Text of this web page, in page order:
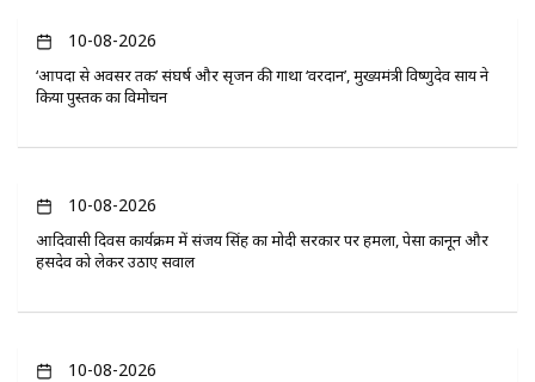
10-08-2026
‘आपदा से अवसर तक’ संघर्ष और सृजन की गाथा ‘वरदान’, मुख्यमंत्री विष्णुदेव साय ने
किया पुस्तक का विमोचन
10-08-2026
आदिवासी दिवस कार्यक्रम में संजय सिंह का मोदी सरकार पर हमला, पेसा कानून और
हसदेव को लेकर उठाए सवाल
10-08-2026